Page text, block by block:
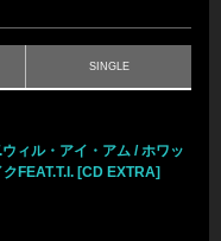
SINGLE
ィル・アイ・アム / ホワッ
FEAT.T.I. [CD EXTRA]